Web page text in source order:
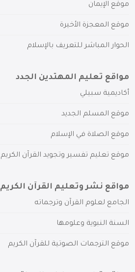
موقع الإيمان
موقع المعجزة الأخيرة
الحوار المباشر للتعريف بالإسلام
مواقع تعليم المهتدين الجدد
أكاديمية سبيلي
موقع المسلم الجديد
موقع الصلاة في الإسلام
موقع تعليم تفسير وتجويد القرآن الكريم
مواقع نشر وتعليم القرآن الكريم
الجامع لعلوم القرآن وترجماته
السنة النبوية وعلومها
موقع الترجمات الصوتية للقرآن الكريم